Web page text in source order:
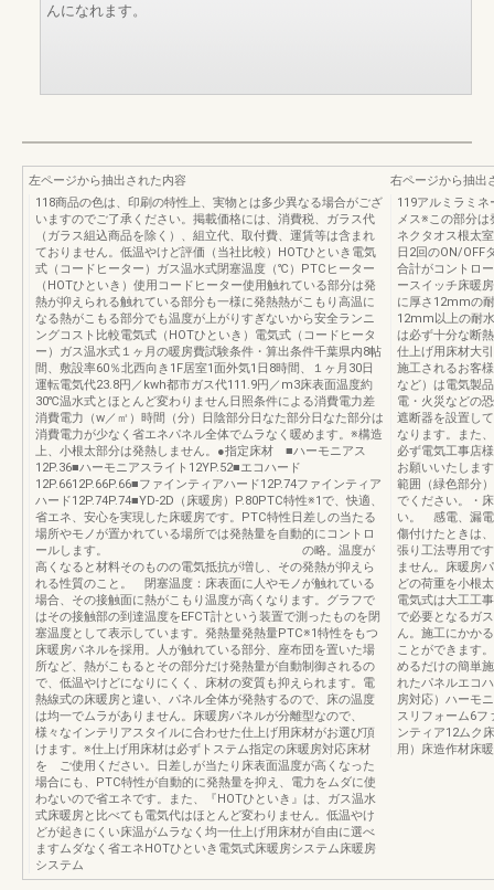
んになれます。
左ページから抽出された内容
118商品の色は、印刷の特性上、実物とは多少異なる場合がござ
いますのでご了承ください。掲載価格には、消費税、ガラス代
（ガラス組込商品を除く）、組立代、取付費、運賃等は含まれ
ておりません。低温やけど評価（当社比較）HOTひといき電気
式（コードヒーター）ガス温水式閉塞温度（℃）PTCヒーター
（HOTひといき）使用コードヒーター使用触れている部分は発
熱が抑えられる触れている部分も一様に発熱熱がこもり高温に
なる熱がこもる部分でも温度が上がりすぎないから安全ランニ
ングコスト比較電気式（HOTひといき）電気式（コードヒータ
ー）ガス温水式１ヶ月の暖房費試験条件・算出条件千葉県内8帖
間、敷設率60％北西向き1F居室1面外気1日8時間、１ヶ月30日
運転電気代23.8円／kwh都市ガス代111.9円／m3床表面温度約
30℃温水式とほとんど変わりません日照条件による消費電力差
消費電力（w／㎡）時間（分）日陰部分日なた部分日なた部分は
消費電力が少なく省エネパネル全体でムラなく暖めます。※構造
上、小根太部分は発熱しません。●指定床材 ■ハーモニアス
12P.36■ハーモニアスライト12YP.52■エコハード
12P.6612P.66P.66■ファインティアハード12P.74ファインティア
ハード12P.74P.74■YD-2D（床暖房）P.80PTC特性※1で、快適、
省エネ、安心を実現した床暖房です。PTC特性日差しの当たる
場所やモノが置かれている場所では発熱量を自動的にコントロ
ールします。 の略。温度が
高くなると材料そのものの電気抵抗が増し、その発熱が抑えら
れる性質のこと。 閉塞温度：床表面に人やモノが触れている
場合、その接触面に熱がこもり温度が高くなります。グラフで
はその接触部の到達温度をEFCT計という装置で測ったものを閉
塞温度として表示しています。発熱量発熱量PTC※1特性をもつ
床暖房パネルを採用。人が触れている部分、座布団を置いた場
所など、熱がこもるとその部分だけ発熱量が自動制御されるの
で、低温やけどになりにくく、床材の変質も抑えられます。電
熱線式の床暖房と違い、パネル全体が発熱するので、床の温度
は均一でムラがありません。床暖房パネルが分離型なので、
様々なインテリアスタイルに合わせた仕上げ用床材がお選び頂
けます。※仕上げ用床材は必ずトステム指定の床暖房対応床材
を ご使用ください。日差しが当たり床表面温度が高くなった
場合にも、PTC特性が自動的に発熱量を抑え、電力をムダに使
わないので省エネです。また、『HOTひといき』は、ガス温水
式床暖房と比べても電気代はほとんど変わりません。低温やけ
どが起きにくい床温がムラなく均一仕上げ用床材が自由に選べ
ますムダなく省エネHOTひといき電気式床暖房システム床暖房
システム
右ページから抽出
119アルミラミ
メス※この部分
ネクタオス根太
日2回のON/OFF
合計がコントロ
ースイッチ床暖
に厚さ12mmの
12mm以上の耐
は必ず十分な断
仕上げ用床材大
施工されるお客
など）は電気製
電・火災などの
遮断器を設置し
なります。また
必ず電気工事店
お願いいたしま
範囲（緑色部分
でください。・
い。 感電、漏電
傷付けたときは
張り工法専用で
ません。床暖房
どの荷重を小根
電気式は大工工
で必要となるガ
ん。施工にかか
ことができます
めるだけの簡単
れたパネルエコ
房対応）ハーモ
スリフォーム6フ
ンティア12ムク
用）床造作材床